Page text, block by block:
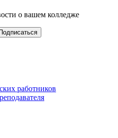
о вашем колледже
работников